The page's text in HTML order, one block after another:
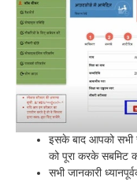
इसके बाद आपको सभी
को पूरा करके सबमिट
सभी जानकारी